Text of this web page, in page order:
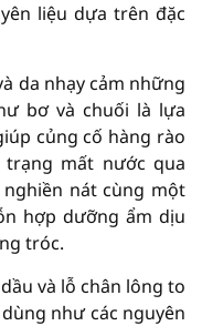
liệu dựa trên đặc
da nhạy cảm những
bơ và chuối là lựa
củng cố hàng rào
mất nước qua
nát cùng một
hợp dưỡng ẩm dịu
tróc.
và lỗ chân lông to
như các nguyên